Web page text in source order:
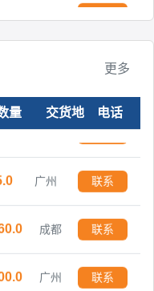
联系
上海 联系
更多
量 交货地
电话
舟山 联系
广州 联系
成都 联系
广州 联系